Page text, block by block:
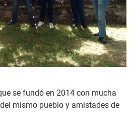
se fundó en 2014 con mucha
mismo pueblo y amistades de